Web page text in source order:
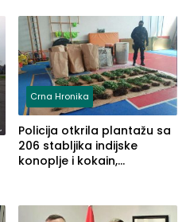
Crna Hronika
Policija otkrila plantažu sa
206 stabljika indijske
konoplje i kokain,